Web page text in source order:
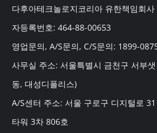
다후아테크놀로지코리아 유한책임회
자등록번호: 464-88-00653
영업문의, A/S문의, C/S문의: 1899-
사무실 주소: 서울특별시 금천구 서부
동, 대성디폴리스)
A/S센터 주소: 서울 구로구 디지털로
타워 3차 806호